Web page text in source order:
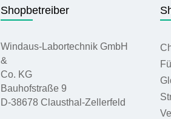
Shopbetreiber
Windaus-Labortechnik GmbH
&
Co. KG
Bauhofstraße 9
D-38678 Clausthal-Zellerfeld